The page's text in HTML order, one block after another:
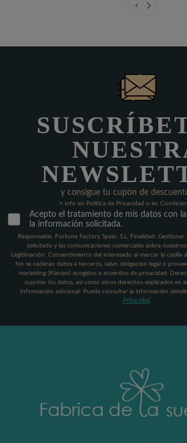
y consigue tu cupón de
+ info en Política de Privacidad o en
Acepto el tratamiento de mis datos con
la información solicitada.
Responsable: Fortune Factory Spain, S.L. Finalidad:
solicitada y las comunicaciones comerciales sobre
Legitimación: Consentimiento del interesado al marcar la casilla
No se cederán datos a terceros, salvo obligación legal o
marketing (Klaviyo) acogidos a acuerdos de privacidad.
suprimir los datos, así como otros derechos explicados en
Información adicional: Puede consultar la información
Privacidad.